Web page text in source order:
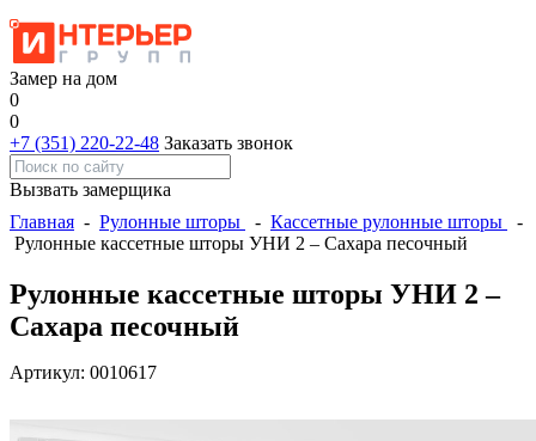
Замер на дом
0
0
+7 (351) 220-22-48 Заказать звонок
Вызвать замерщика
Главная - Рулонные шторы - Кассетные рулонные шторы
-
Рулонные кассетные шторы УНИ 2 – Сахара песочный
Рулонные кассетные шторы УНИ 2 –
Сахара песочный
Артикул: 0010617